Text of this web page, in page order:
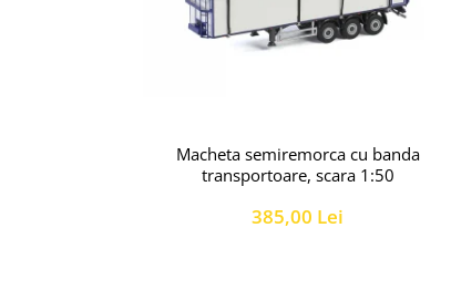
Macheta semiremorca cu banda
transportoare, scara 1:50
385,00 Lei